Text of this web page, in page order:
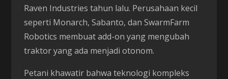
Raven Industries tahun lalu. Perusahaan kecil
seperti Monarch, Sabanto, dan SwarmFarm
Robotics membuat add-on yang mengubah
traktor yang ada menjadi otonom.
Petani khawatir bahwa teknologi kompleks